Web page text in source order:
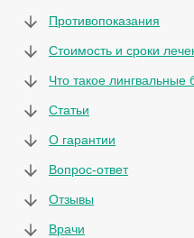
Противопоказания
Стоимость и сроки
Что такое лингвальные
Статьи
О гарантии
Вопрос-ответ
Отзывы
Врачи